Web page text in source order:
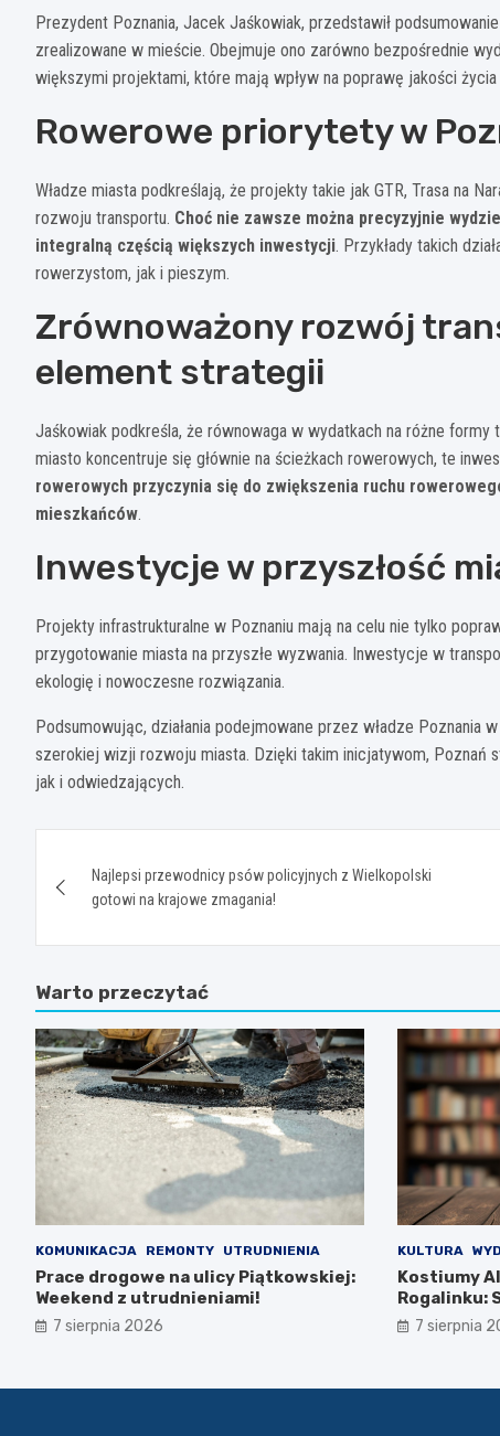
Prezydent Poznania, Jacek Jaśkowiak, przedstawił
zrealizowane w mieście. Obejmuje ono zarówno bezpośrednie
większymi projektami, które mają wpływ na poprawę jakości życia
Rowerowe priorytety w
Władze miasta podkreślają, że projekty takie jak GTR, Trasa na
rozwoju transportu. Choć nie zawsze można precyzyjnie
integralną częścią większych inwestycji. Przykłady takich
rowerzystom, jak i pieszym.
Zrównoważony rozwój
element strategii
Jaśkowiak podkreśla, że równowaga w wydatkach na różne
miasto koncentruje się głównie na ścieżkach rowerowych, te
rowerowych przyczynia się do zwiększenia ruchu
mieszkańców.
Inwestycje w przyszłość
Projekty infrastrukturalne w Poznaniu mają na celu nie tylko
przygotowanie miasta na przyszłe wyzwania. Inwestycje w
ekologię i nowoczesne rozwiązania.
Podsumowując, działania podejmowane przez władze
szerokiej wizji rozwoju miasta. Dzięki takim inicjatywom,
jak i odwiedzających.
wpisuNajlepsi przewodnicy psów policyjnych z Wielkopolski
gotowi na krajowe zmagania!
Warto przeczytać
KOMUNIKACJA REMONTY UTRUDNIENIA
Prace drogowe na ulicy Piątkowskiej:
Weekend z utrudnieniami!
7 sierpnia 2026
KULTURA
Kostiumy
Rogalinku:
bibliotece!
7 sierpnia